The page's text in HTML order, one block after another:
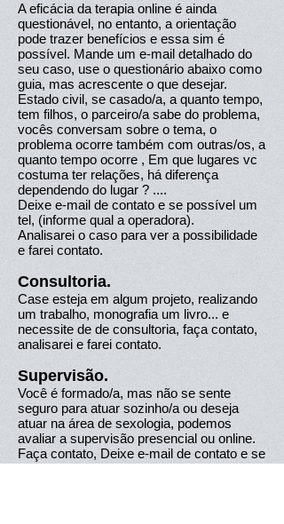
A eficácia da terapia online é ainda
questionável, no entanto, a orientação
pode trazer benefícios e essa sim é
possível. Mande um e-mail detalhado do
seu caso, use o questionário abaixo como
guia, mas acrescente o que desejar.
Estado civil, se casado/a, a quanto tempo,
tem filhos, o parceiro/a sabe do problema,
vocês conversam sobre o tema, o
problema ocorre também com outras/os, a
quanto tempo ocorre , Em que lugares vc
costuma ter relações, há diferença
dependendo do lugar ? ....
Deixe e-mail de contato e se possível um
tel, (informe qual a operadora).
Analisarei o caso para ver a possibilidade
e farei contato.
Consultoria.
Case esteja em algum projeto, realizando
um trabalho, monografia um livro... e
necessite de de consultoria, faça contato,
analisarei e farei contato.
Supervisão.
Você é formado/a, mas não se sente
seguro para atuar sozinho/a ou deseja
atuar na área de sexologia, podemos
avaliar a supervisão presencial ou online.
Faça contato, Deixe e-mail de contato e se
possível um tel, (informe qual a